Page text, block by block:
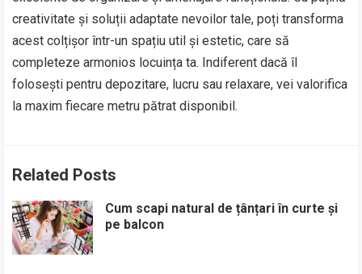
creativitate și soluții adaptate nevoilor tale, poți transforma
acest colțișor într-un spațiu util și estetic, care să
completeze armonios locuința ta. Indiferent dacă îl
folosești pentru depozitare, lucru sau relaxare, vei valorifica
la maxim fiecare metru pătrat disponibil.
Related Posts
Cum scapi natural de țânțari în curte și
pe balcon